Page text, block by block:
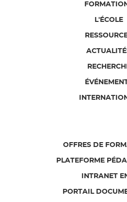
L'ÉCOLE
OFFRES DE
PLATEFORME
INTRANET
PORTAIL